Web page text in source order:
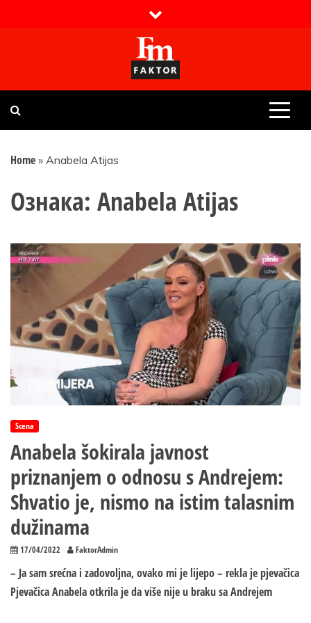
Faktor magazin
Uvijek presudan
Home » Anabela Atijas
Ознака: Anabela Atijas
Scena
Anabela šokirala javnost
priznanjem o odnosu s Andrejem:
Shvatio je, nismo na istim talasnim
dužinama
17/04/2022 FaktorAdmin
– Ja sam srećna i zadovoljna, ovako mi je lijepo – rekla je pjevačica
Pjevačica Anabela otkrila je da više nije u braku sa Andrejem